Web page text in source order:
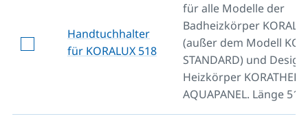
Handtuchhalter
für KORALUX 518
für alle Modelle der
Badheizkörper
(außer dem Modell
STANDARD) und
Heizkörper
AQUAPANEL. Länge